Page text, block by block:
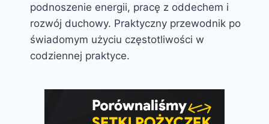
podnoszenie energii, pracę z oddechem i
rozwój duchowy. Praktyczny przewodnik po
świadomym użyciu częstotliwości w
codziennej praktyce.